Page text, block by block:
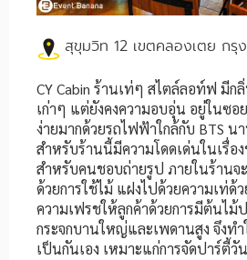
สุขุมวิท 12 เขตคลองเตย กรุ
CY Cabin ร้านเท่ๆ สไตล์ลอท์ฟ มีก
เก่าๆ แต่ยังคงความอบอุ่น อยู่ในซอ
ง่ายมากด้วยรถไฟฟ้าใกล้กับ BTS น
สำหรับร้านนี้มีความโดดเด่นในเรื่อ
สำหรับคนชอบถ่ายรูป ภายในร้านจ
ด้วยการใช้ไม้ แฝงไปด้วยความเท่ด้
ความเฟรชให้ลูกค้าด้วยการมีต้นไ
กระจกบานใหญ่และเพดานสูง จึงทำ
เป็นกันเอง เหมาะแก่การจัดปาร์ตี้วั